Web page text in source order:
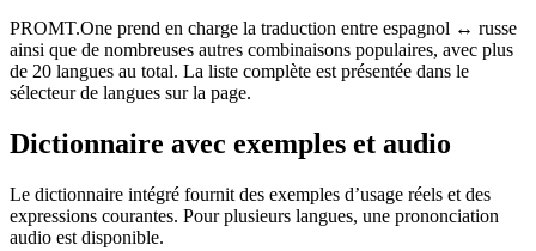
PROMT.One prend en charge la traduction entre espagnol ↔ russe
ainsi que de nombreuses autres combinaisons populaires, avec plus
de 20 langues au total. La liste complète est présentée dans le
sélecteur de langues sur la page.
Dictionnaire avec exemples et audio
Le dictionnaire intégré fournit des exemples d’usage réels et des
expressions courantes. Pour plusieurs langues, une prononciation
audio est disponible.